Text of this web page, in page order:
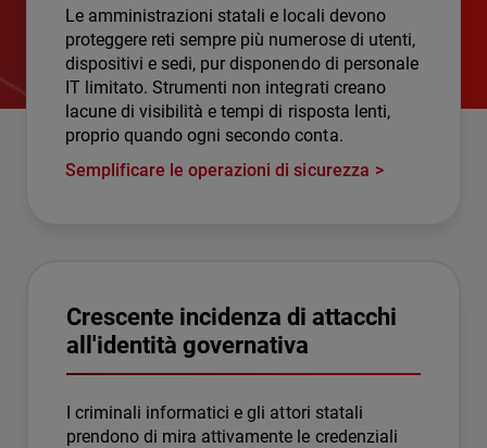
Le amministrazioni statali e locali devono
proteggere reti sempre più numerose di utenti,
dispositivi e sedi, pur disponendo di personale
IT limitato. Strumenti non integrati creano
lacune di visibilità e tempi di risposta lenti,
proprio quando ogni secondo conta.
Semplificare le operazioni di sicurezza
Crescente incidenza di attacchi
all'identità governativa
I criminali informatici e gli attori statali
prendono di mira attivamente le credenziali